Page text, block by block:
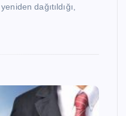
dağıtıldığı,